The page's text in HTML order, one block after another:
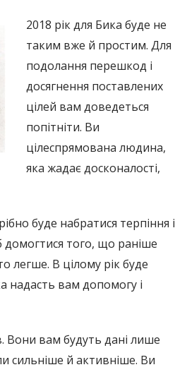
2018 рік для Бика буде не
таким вже й простим. Для
подолання перешкод і
досягнення поставлених
цілей вам доведеться
попітніти. Ви
цілеспрямована людина,
яка жадає досконалості,
буде набратися терпіння і
домогтися того, що раніше
легше. В цілому рік буде
надасть вам допомогу і
Вони вам будуть дані лише
сильніше й активніше. Ви